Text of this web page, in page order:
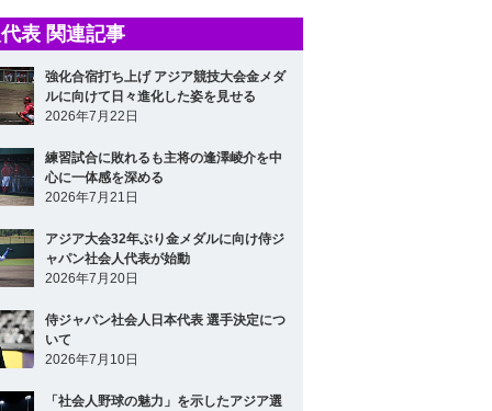
表 関連記事
強化合宿打ち上げ アジア競技大会金メダ
ルに向けて日々進化した姿を見せる
2026年7月22日
練習試合に敗れるも主将の逢澤崚介を中
心に一体感を深める
2026年7月21日
アジア大会32年ぶり金メダルに向け侍ジ
ャパン社会人代表が始動
2026年7月20日
侍ジャパン社会人日本代表 選手決定につ
いて
2026年7月10日
「社会人野球の魅力」を示したアジア選